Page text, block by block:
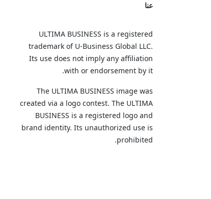
عنا
ULTIMA BUSINESS is a registered
trademark of U‑Business Global LLC.
Its use does not imply any affiliation
with or endorsement by it.
The ULTIMA BUSINESS image was
created via a logo contest. The ULTIMA
BUSINESS is a registered logo and
brand identity. Its unauthorized use is
prohibited.